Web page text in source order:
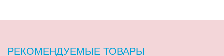
РЕКОМЕНДУЕМЫЕ ТОВАРЫ